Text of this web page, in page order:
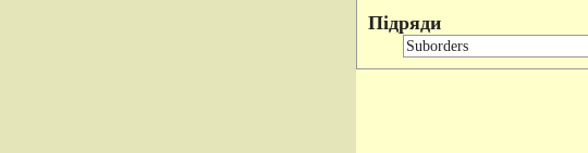
Підряди